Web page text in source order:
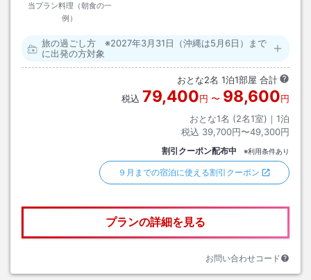
当プラン料理（朝食の一
例）
旅の過ごし方 ※2027年3月31日（沖縄は5月6日）まで
に出発の方対象
おとな2名 1泊1部屋 合計
税込 79,400円 〜 98,600円
おとな1名 (2名1室)｜ 1泊
税込 39,700円〜49,300円
割引クーポン配布中 ※利用条件あり
９月までの宿泊に使える割引クーポン
プランの詳細を見る
お問い合わせコード